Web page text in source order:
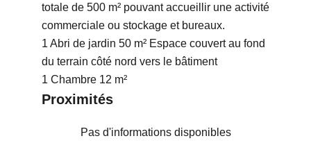
totale de 500 m² pouvant accueillir une activité
commerciale ou stockage et bureaux.
1 Abri de jardin 50 m² Espace couvert au fond
du terrain côté nord vers le bâtiment
1 Chambre 12 m²
Proximités
Pas d'informations disponibles